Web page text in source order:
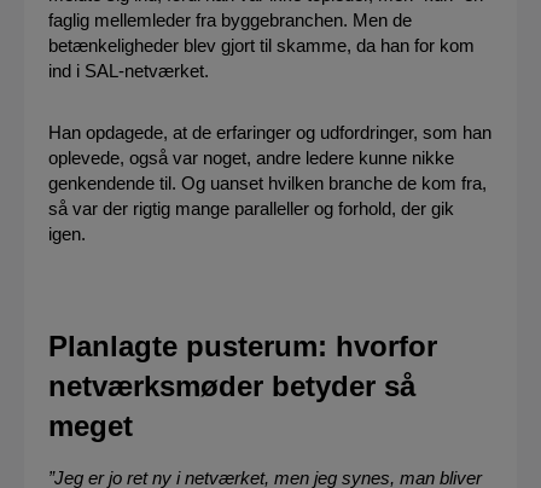
faglig mellemleder fra byggebranchen. Men de
betænkeligheder blev gjort til skamme, da han for kom
ind i SAL-netværket.
Han opdagede, at de erfaringer og udfordringer, som han
oplevede, også var noget, andre ledere kunne nikke
genkendende til. Og uanset hvilken branche de kom fra,
så var der rigtig mange paralleller og forhold, der gik
igen.
Planlagte pusterum: hvorfor
netværksmøder betyder så
meget
”Jeg er jo ret ny i netværket, men jeg synes, man bliver